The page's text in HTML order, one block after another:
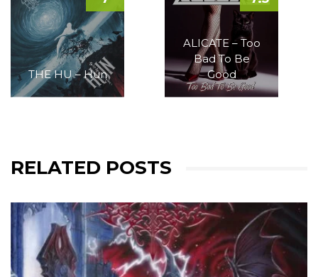
THE HU – Hun
ALICATE – Too
Bad To Be
Good
RELATED POSTS